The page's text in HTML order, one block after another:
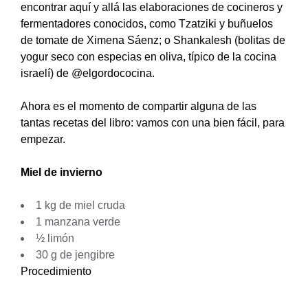
encontrar aquí y allá las elaboraciones de cocineros y
fermentadores conocidos, como Tzatziki y buñuelos
de tomate de Ximena Sáenz; o Shankalesh (bolitas de
yogur seco con especias en oliva, típico de la cocina
israelí) de @elgordococina.
Ahora es el momento de compartir alguna de las
tantas recetas del libro: vamos con una bien fácil, para
empezar.
Miel de invierno
1 kg de miel cruda
1 manzana verde
½ limón
30 g de jengibre
Procedimiento